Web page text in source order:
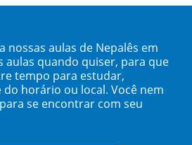
nossas aulas de Nepalês em
aulas quando quiser, para que
tempo para estudar,
horário ou local. Você nem
se encontrar com seu